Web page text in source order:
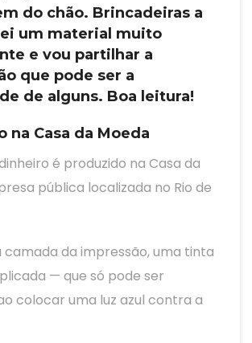
do chão. Brincadeiras a
um material muito
e vou partilhar a
que pode ser a
de alguns. Boa leitura!
na Casa da Moeda
é produzido na Casa da
pública localizada no Rio de
camada da impressão, uma tinta
— que só pode ser
colocar uma luz azul contra a